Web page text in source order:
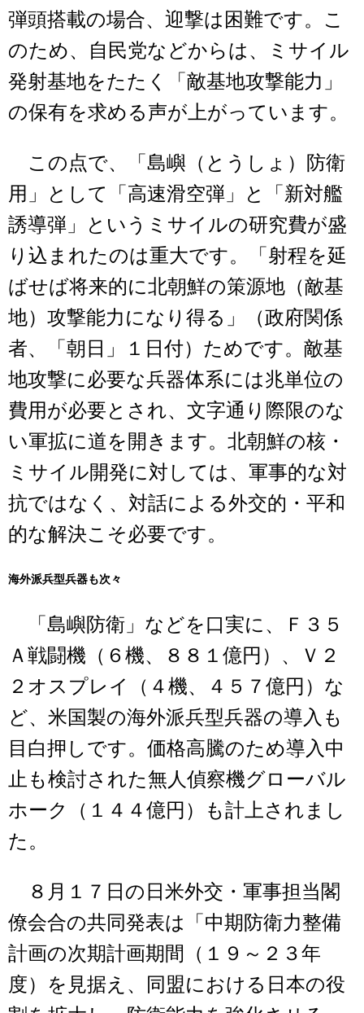
弾頭搭載の場合、迎撃は困難です。こ
のため、自民党などからは、ミサイル
発射基地をたたく「敵基地攻撃能力」
の保有を求める声が上がっています。
この点で、「島嶼（とうしょ）防衛
用」として「高速滑空弾」と「新対艦
誘導弾」というミサイルの研究費が盛
り込まれたのは重大です。「射程を延
ばせば将来的に北朝鮮の策源地（敵基
地）攻撃能力になり得る」（政府関係
者、「朝日」１日付）ためです。敵基
地攻撃に必要な兵器体系には兆単位の
費用が必要とされ、文字通り際限のな
い軍拡に道を開きます。北朝鮮の核・
ミサイル開発に対しては、軍事的な対
抗ではなく、対話による外交的・平和
的な解決こそ必要です。
海外派兵型兵器も次々
「島嶼防衛」などを口実に、Ｆ３５
Ａ戦闘機（６機、８８１億円）、Ｖ２
２オスプレイ（４機、４５７億円）な
ど、米国製の海外派兵型兵器の導入も
目白押しです。価格高騰のため導入中
止も検討された無人偵察機グローバル
ホーク（１４４億円）も計上されまし
た。
８月１７日の日米外交・軍事担当閣
僚会合の共同発表は「中期防衛力整備
計画の次期計画期間（１９～２３年
度）を見据え、同盟における日本の役